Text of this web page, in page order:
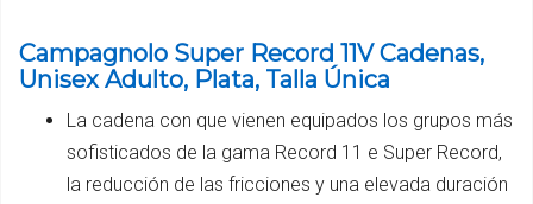
Campagnolo Super Record 11V Cadenas,
Unisex Adulto, Plata, Talla Única
La cadena con que vienen equipados los grupos más
sofisticados de la gama Record 11 e Super Record,
la reducción de las fricciones y una elevada duración